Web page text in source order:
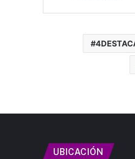
UBICACIÓN